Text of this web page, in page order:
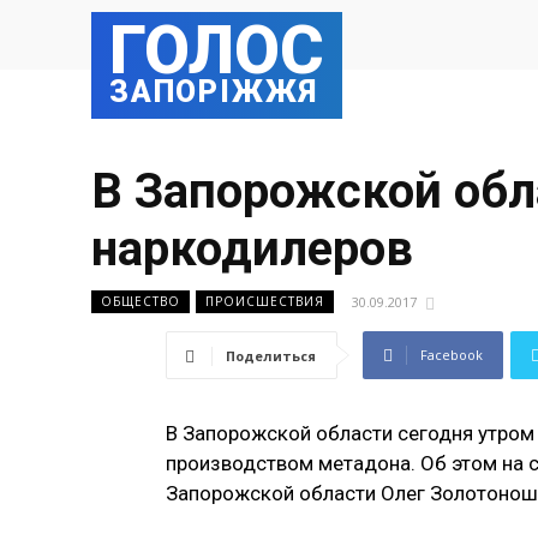
ГОЛОС
ЗАПОРІЖЖЯ
В Запорожской
наркодилеров
ОБЩЕСТВО ПРОИСШЕСТВИЯ 30.09.2017
Поделиться Facebook
В Запорожской области сегодня
производством метадона. Об этом на
Запорожской области Олег